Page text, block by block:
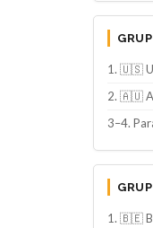
1. 🇺🇸
2. 🇦🇺
3–4.
1. 🇧🇪